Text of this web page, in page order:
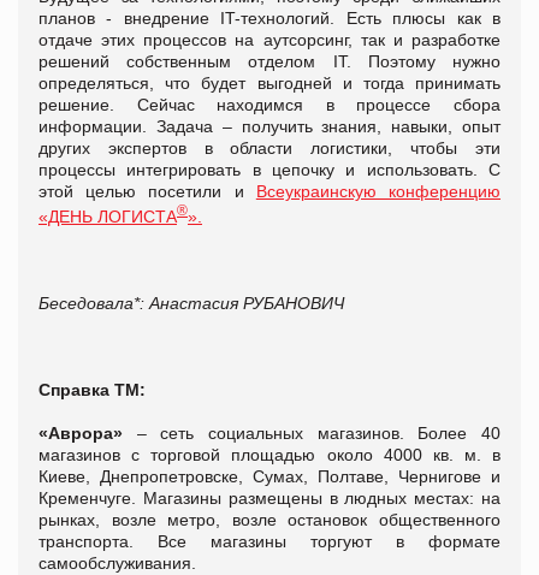
планов - внедрение IT-технологий. Есть плюсы как в
отдаче этих процессов на аутсорсинг, так и разработке
решений собственным отделом IT. Поэтому нужно
определяться, что будет выгодней и тогда принимать
решение. Сейчас находимся в процессе сбора
информации. Задача – получить знания, навыки, опыт
других экспертов в области логистики, чтобы эти
процессы интегрировать в цепочку и использовать. С
этой целью посетили и Всеукраинскую конференцию
«ДЕНЬ ЛОГИСТА®».
Беседовала*: Анастасия РУБАНОВИЧ
Справка ТМ:
«Аврора» – сеть социальных магазинов. Более 40
магазинов с торговой площадью около 4000 кв. м. в
Киеве, Днепропетровске, Сумах, Полтаве, Чернигове и
Кременчуге. Магазины размещены в людных местах: на
рынках, возле метро, возле остановок общественного
транспорта. Все магазины торгуют в формате
самообслуживания.